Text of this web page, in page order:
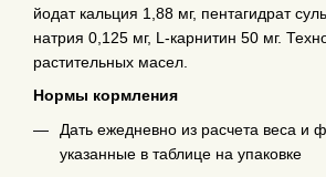
йодат кальция 1,88 мг, пентагидрат
натрия 0,125 мг, L-карнитин 50 мг.
растительных масел.
Нормы кормления
Дать ежедневно из расчета веса и
указанные в таблице на упаковке